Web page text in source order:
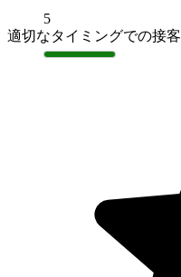
5
適切なタイミングでの接客